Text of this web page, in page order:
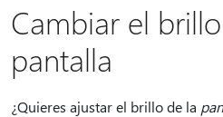
Cambiar el
pantalla
¿Quieres ajustar el brillo de la